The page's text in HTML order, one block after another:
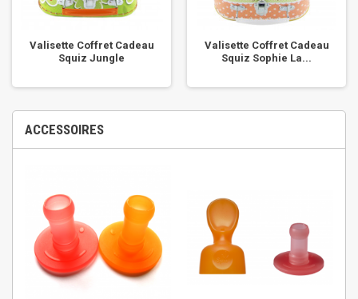
Valisette Coffret Cadeau
Squiz Jungle
Valisette Coffret Cadeau
Squiz Sophie La...
ACCESSOIRES